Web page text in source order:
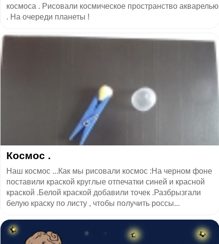
космоса . Рисовали космическое пространство акварелью
. На очереди планеты !
Космос .
Наш космос ...Как мы рисовали космос :На черном фоне
поставили краской круглые отпечатки синей и красной
краской .Белой краской добавили точек .Разбрызгали
белую краску по листу , чтобы получить россы...